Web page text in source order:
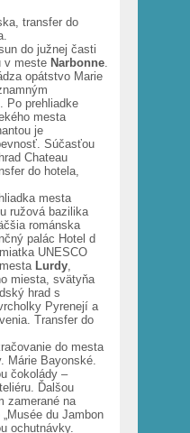
transfer do
do južnej časti
v meste Narbonne
opátstvo Marie
Po prehliadke
mesta
je
Súčasťou
Chateau
do hotela,
mesta
ružová bazilika
románska
palác Hotel d
UNESCO
Lurdy
miesta, svätyňa
hrad s
Pyrenejí a
Transfer do
do mesta
Márie Bayonské.
čokolády –
Ďalšou
zamerané na
du Jambon
ochutnávky.